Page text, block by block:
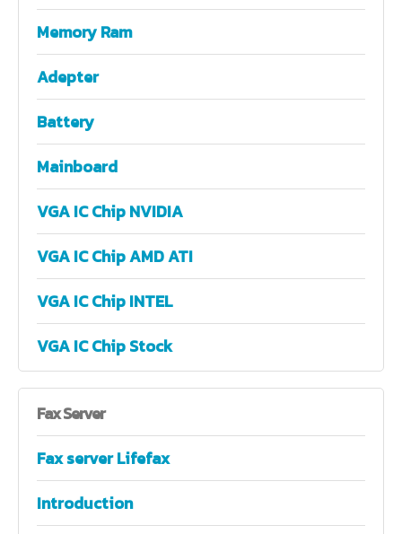
Memory Ram
Adepter
Battery
Mainboard
VGA IC Chip NVIDIA
VGA IC Chip AMD ATI
VGA IC Chip INTEL
VGA IC Chip Stock
FaxServer
Fax server Lifefax
Introduction